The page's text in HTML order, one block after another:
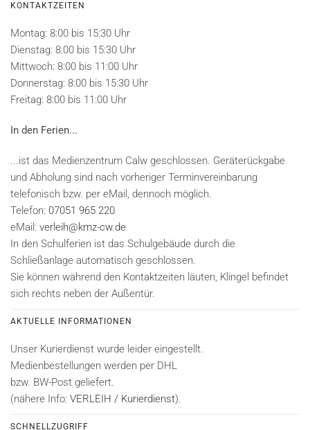
KONTAKTZEITEN
Montag: 8:00 bis 15:30 Uhr
Dienstag: 8:00 bis 15:30 Uhr
Mittwoch: 8:00 bis 11:00 Uhr
Donnerstag: 8:00 bis 15:30 Uhr
Freitag: 8:00 bis 11:00 Uhr
In den Ferien...
...ist das Medienzentrum Calw geschlossen. Geräterückgabe
und Abholung sind nach vorheriger Terminvereinbarung
telefonisch bzw. per eMail, dennoch möglich.
Telefon: 07051 965 220
eMail: verleih@kmz-cw.de
In den Schulferien ist das Schulgebäude durch die
Schließanlage automatisch geschlossen.
Sie können während den Kontaktzeiten läuten, Klingel befindet
sich rechts neben der Außentür.
AKTUELLE INFORMATIONEN
Unser Kurierdienst wurde leider eingestellt.
Medienbestellungen werden per DHL
bzw. BW-Post geliefert.
(nähere Info: VERLEIH / Kurierdienst).
SCHNELLZUGRIFF